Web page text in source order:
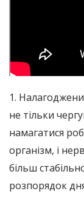
1.
не тільки
намагатися
організм, і
більш
розпорядок